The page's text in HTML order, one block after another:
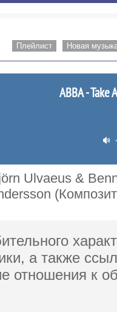
Плейлист Новая
ABBA - Take
Ulvaeus &
а также
отношения к